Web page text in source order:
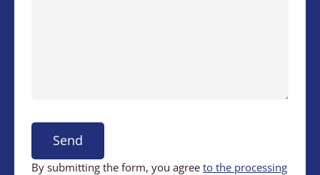
Send
By submitting the form, you agree to the processing